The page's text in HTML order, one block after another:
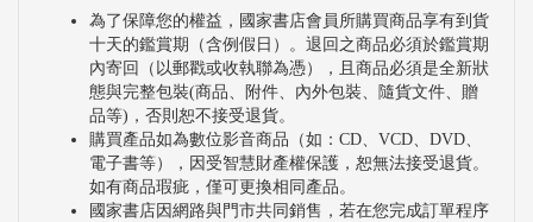
備操作、淹水調查重點教學及流程說明、天氣預報作
業說明、防汛平台操作與應用，總共有5堂課，共計8
於今年度尼伯特颱風、莫蘭蒂颱風、梅姬颱風期間，
派員前往八河局進駐協勤，並提供相關事件之水情簡
報。此外，今年度分別於尼伯特颱風、莫蘭蒂颱風及
為了保障您的權益，國家書店會員所購買商品享有到貨
十天的鑑賞期（含例假日）。退回之商品必須於鑑賞期
內寄回（以郵戳或收執聯為憑），且商品必須是全新狀
態與完整包裝(商品、附件、內外包裝、隨貨文件、贈
品等)，否則恕不接受退貨。
購買產品如為數位影音商品（如：CD、VCD、DVD、
電子書等），因受智慧財產權保護，恕無法接受退貨。
如有商品瑕疵，僅可更換相同產品。
國家書店因網路與門市共同銷售，若在您完成訂單程序